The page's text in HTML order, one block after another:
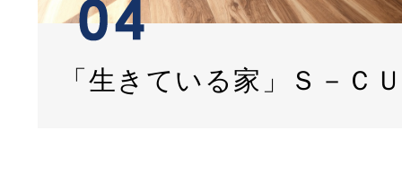
「生きている家」Ｓ－Ｃ